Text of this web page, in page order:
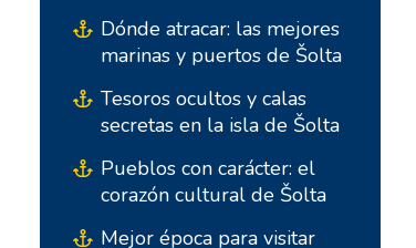
Dónde atracar: las mejores
marinas y puertos de Šolta
Tesoros ocultos y calas
secretas en la isla de Šolta
Pueblos con carácter: el
corazón cultural de Šolta
Mejor época para visitar